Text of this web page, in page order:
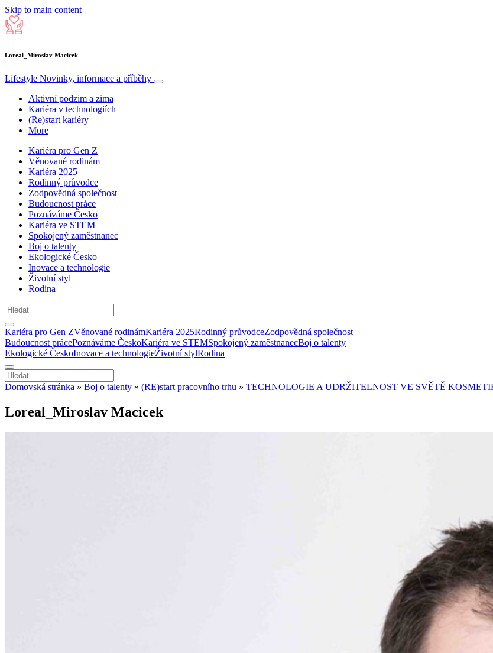
Skip to main content
Loreal_Miroslav Macicek
Lifestyle Novinky, informace a příběhy
Aktivní podzim a zima
Kariéra v technologiích
(Re)start kariéry
More
Kariéra pro Gen Z
Věnované rodinám
Kariéra 2025
Rodinný průvodce
Zodpovědná společnost
Budoucnost práce
Poznáváme Česko
Kariéra ve STEM
Spokojený zaměstnanec
Boj o talenty
Ekologické Česko
Inovace a technologie
Životní styl
Rodina
Kariéra pro Gen ZVěnované rodinámKariéra 2025Rodinný průvodceZodpovědná společnost
Budoucnost prácePoznáváme ČeskoKariéra ve STEMSpokojený zaměstnanecBoj o talenty
Ekologické ČeskoInovace a technologieŽivotní stylRodina
Domovská stránka » Boj o talenty » (RE)start pracovního trhu » TECHNOLOGIE A UDRŽITELNOST VE SVĚTĚ
Loreal_Miroslav Macicek